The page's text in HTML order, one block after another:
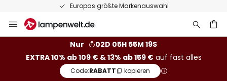
Europas größte Markenauswahl
Inhalt
Nur
02D 05H 55M 19S
EXTRA 10% ab 109 € & 13% ab 159 €auf fast alles
Code:RABATT kopieren